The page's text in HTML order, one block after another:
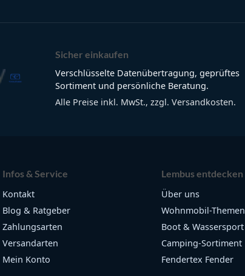
Sicher einkaufen
Verschlüsselte Datenübertragung, geprüftes
Sortiment und persönliche Beratung.
Alle Preise inkl. MwSt., zzgl. Versandkosten.
Infos & Service
Kontakt
Blog & Ratgeber
Zahlungsarten
Versandarten
Mein Konto
Lembus entdecken
Über uns
Wohnmobil-Themen
Boot & Wassersport
Camping-Sortiment
Fendertex Fender